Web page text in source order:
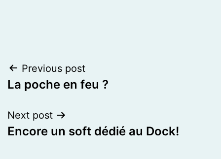
Post
navigation
Previous post
La poche en feu ?
Next post
Encore un soft dédié au Dock!